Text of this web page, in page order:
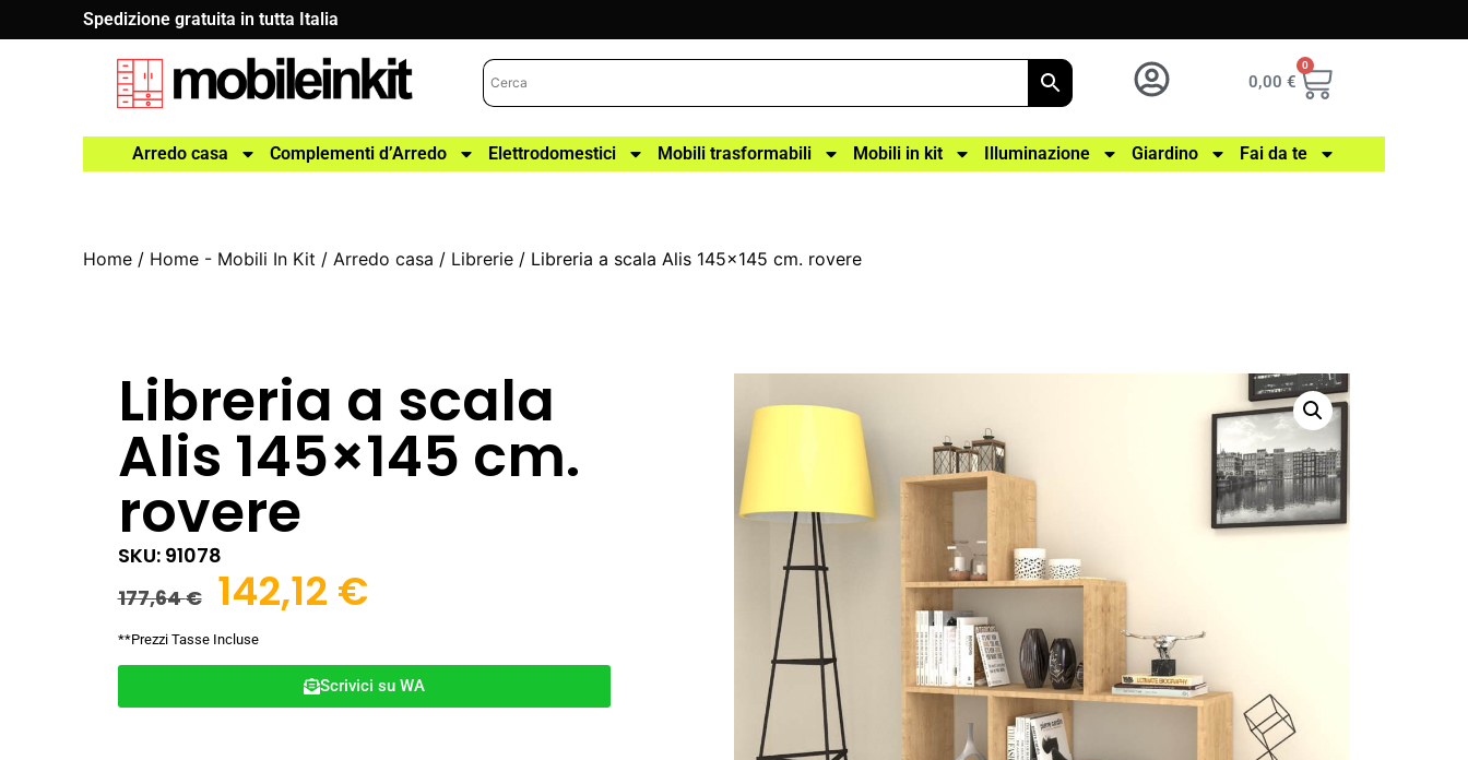
Spedizione gratuita in tutta Italia
0,00 €
0
Arredo casa Complementi d’Arredo Elettrodomestici Mobili trasformabili Mobili in kit Illuminazione Giardino Fai da te
Home / Home - Mobili In Kit /Arredo casa / Librerie / Libreria a scala Alis 145×145 cm. rovere
Libreria a scala
Alis 145×145 cm.
rovere
SKU: 91078
177,64€ 142,12 €
**Prezzi Tasse Incluse
Scrivici su WA